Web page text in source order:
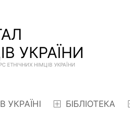
УКРАЇНИ
ЕТНІЧНИХ НІМЦІВ УКРАЇНИ
УКРАЇНІ БІБЛІОТЕКА